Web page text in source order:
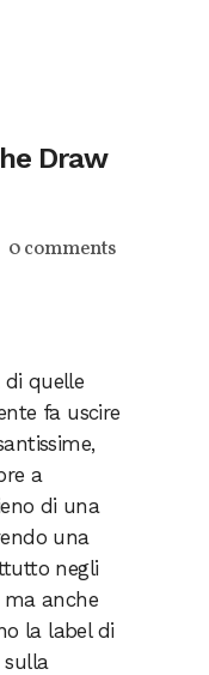
Draw
0 comments
quelle
fa uscire
a
di una
una
negli
ma anche
la label di
sulla